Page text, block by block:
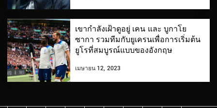
เขากำลังเฝ้าดูอยู่ เคน และ บูกาโย
ซากา รวมทีมกับยูเครนเพื่อการเริ่มต้น
ยูโรที่สมบูรณ์แบบของอังกฤษ
เมษายน 12, 2023